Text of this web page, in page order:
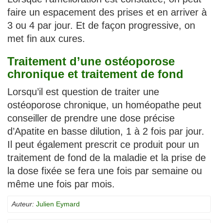
faire un espacement des prises et en arriver à
3 ou 4 par jour. Et de façon progressive, on
met fin aux cures.
Traitement d’une ostéoporose
chronique et traitement de fond
Lorsqu’il est question de traiter une
ostéoporose chronique, un homéopathe peut
conseiller de prendre une dose précise
d’Apatite en basse dilution, 1 à 2 fois par jour.
Il peut également prescrit ce produit pour un
traitement de fond de la maladie et la prise de
la dose fixée se fera une fois par semaine ou
même une fois par mois.
Auteur: Julien Eymard